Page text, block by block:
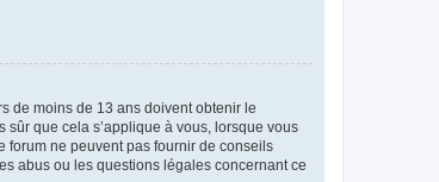
de moins de 13 ans doivent obtenir le
sûr que cela s’applique à vous, lorsque vous
forum ne peuvent pas fournir de conseils
abus ou les questions légales concernant ce